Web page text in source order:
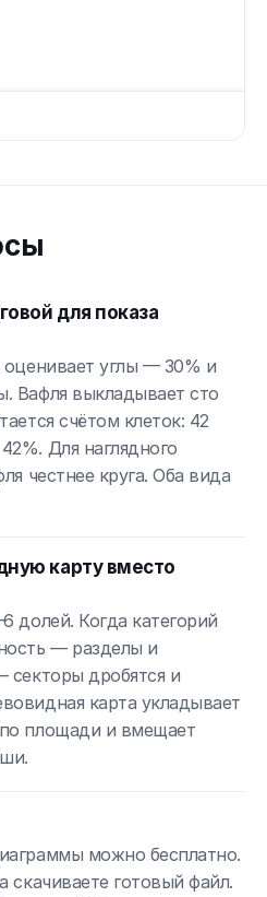
для показа
оценивает углы — 30% и
Вафля выкладывает сто
счётом клеток: 42
Для наглядного
честнее круга. Оба вида
карту вместо
долей. Когда категорий
— разделы и
секторы дробятся и
карта укладывает
площади и вмещает
можно бесплатно.
скачиваете готовый файл.